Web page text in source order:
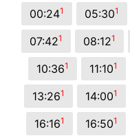
00:241 05:301
07:421 08:121
10:361 11:101
13:261 14:001
16:161 16:501